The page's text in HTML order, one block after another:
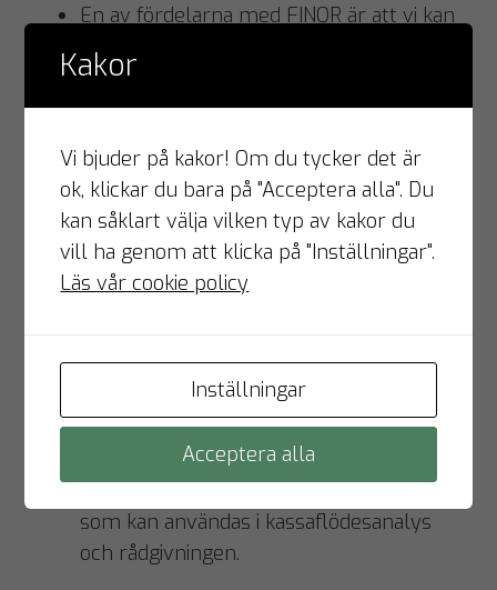
En av fördelarna med FINQR är att vi kan
synka med i princip alla affärssystem, så
alla byråns kunder kan använda sig av
FINQR. Vinsten internt på byrån blir att
gränssnitt när det kommer till
kundreskontra, och att man har stenkoll
på sina kunder.
FINQR automatiserar faktureringen, men
Det finns möjlighet till en kickback-
modell.
Med hjälp av nyckeltalen i analysdelen av
FINQR får byrån även värdefullt underlag
som kan användas i kassaflödesanalys
och rådgivningen.
Kakor
Vi bjuder på kakor! Om du tycker det är
ok, klickar du bara på "Acceptera alla". Du
kan såklart välja vilken typ av kakor du
vill ha genom att klicka på "Inställningar".
Läs vår cookie policy
Inställningar
Acceptera alla